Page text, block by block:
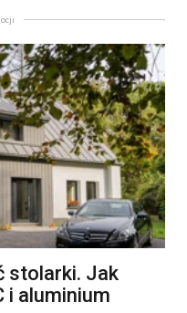
stolarki. Jak
i aluminium